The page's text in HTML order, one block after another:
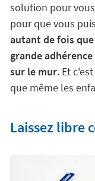
solution pour
pour que vous
autant de fois
grande
sur le mur. Et
que même les
Laissez libre